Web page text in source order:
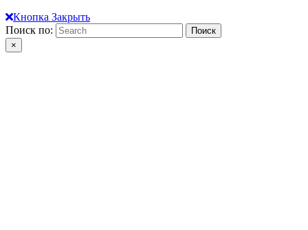
Кнопка Закрыть
Поиск по:
×